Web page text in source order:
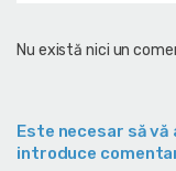
Nu există nici un
Este necesar să
introduce